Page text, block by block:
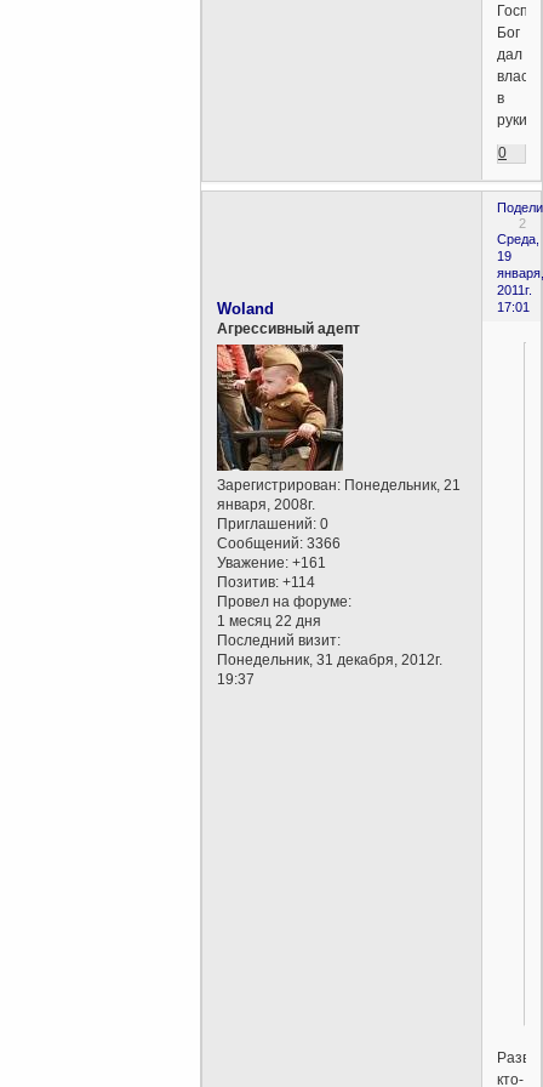
Бог
дал
власть
в
руки.
0
2
Среда,
19
января,
2011г.
17:01
Woland
Агрессивный адепт
Зарегистрирован: Понедельник, 21
января, 2008г.
Приглашений: 0
Сообщений: 3366
Уважение: +161
Позитив: +114
Провел на форуме:
1 месяц 22 дня
Последний визит:
Понедельник, 31 декабря, 2012г.
19:37
Разве
кто-